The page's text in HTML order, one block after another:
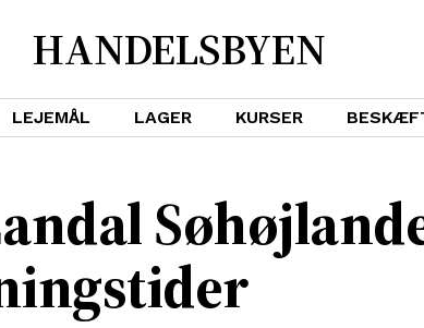
HANDELSBYEN
LEJEMÅL LAGER KURSER